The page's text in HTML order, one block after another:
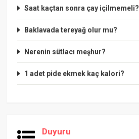
Saat kaçtan sonra çay içilmemeli?
Baklavada tereyağ olur mu?
Nerenin sütlacı meşhur?
1 adet pide ekmek kaç kalori?
Duyuru